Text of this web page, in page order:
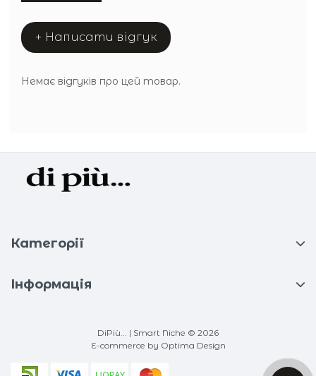
+ Написати відгук
Немає відгуків про цей товар.
Категорії
Інформація
DiPiù... | Smart Niche © 2026
E-commerce by Optima Design